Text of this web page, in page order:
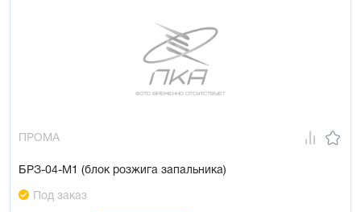
ПРОМА
БРЗ-04-М1 (блок розжига запальника)
Под заказ